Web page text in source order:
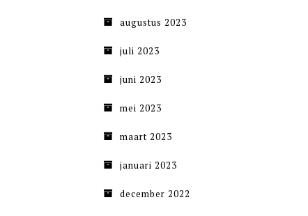
augustus 2023
juli 2023
juni 2023
mei 2023
maart 2023
januari 2023
december 2022